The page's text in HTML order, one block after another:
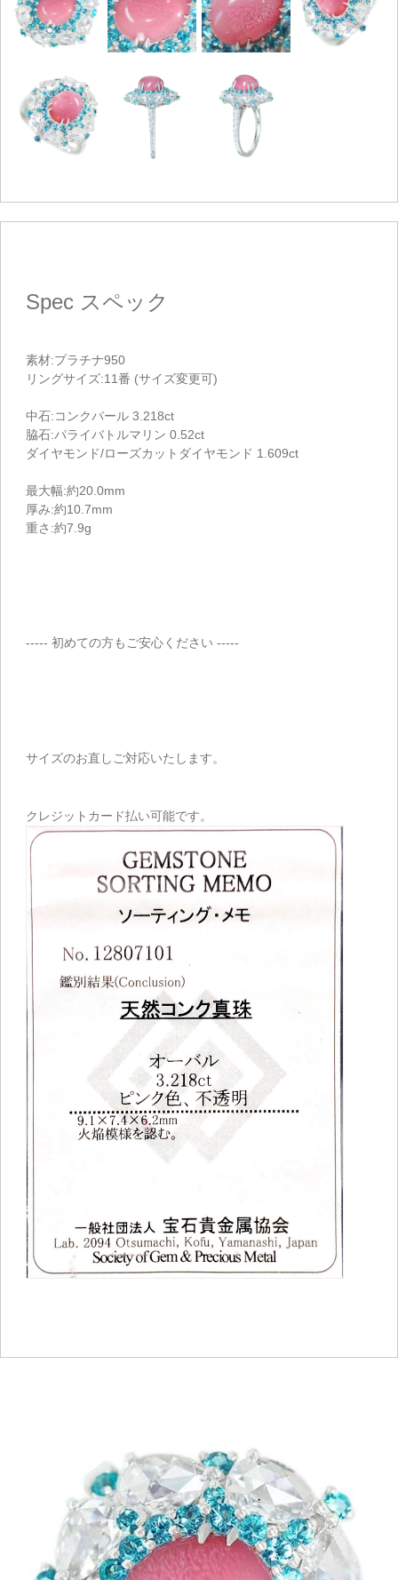
Spec スペック
素材:プラチナ950
リングサイズ:11番 (サイズ変更可)
中石:コンクパール 3.218ct
脇石:パライバトルマリン 0.52ct
ダイヤモンド/ローズカットダイヤモンド 1.609ct
最大幅:約20.0mm
厚み:約10.7mm
重さ:約7.9g
----- 初めての方もご安心ください -----
サイズのお直しご対応いたします。
クレジットカード払い可能です。